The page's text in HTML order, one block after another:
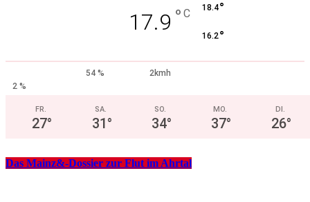
17.9 ° C 18.4°
16.2°
54 %
2kmh
2 %
FR.
27°
SA.
31°
SO.
34°
MO.
37°
DI.
26°
Das Mainz&-Dossier zur Flut im Ahrtal